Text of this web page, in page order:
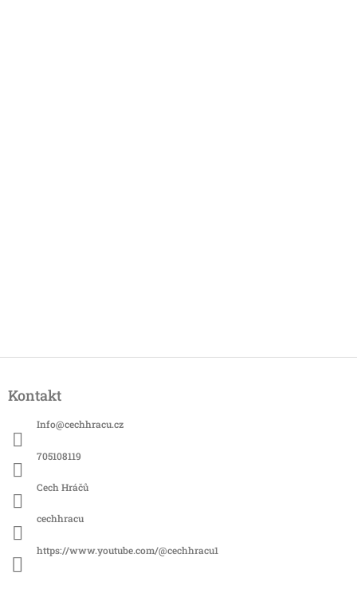
pKontakt
Info@cechhracu.cz
705108119
Cech Hráčů
cechhracu
https://www.youtube.com/@cechhracu1